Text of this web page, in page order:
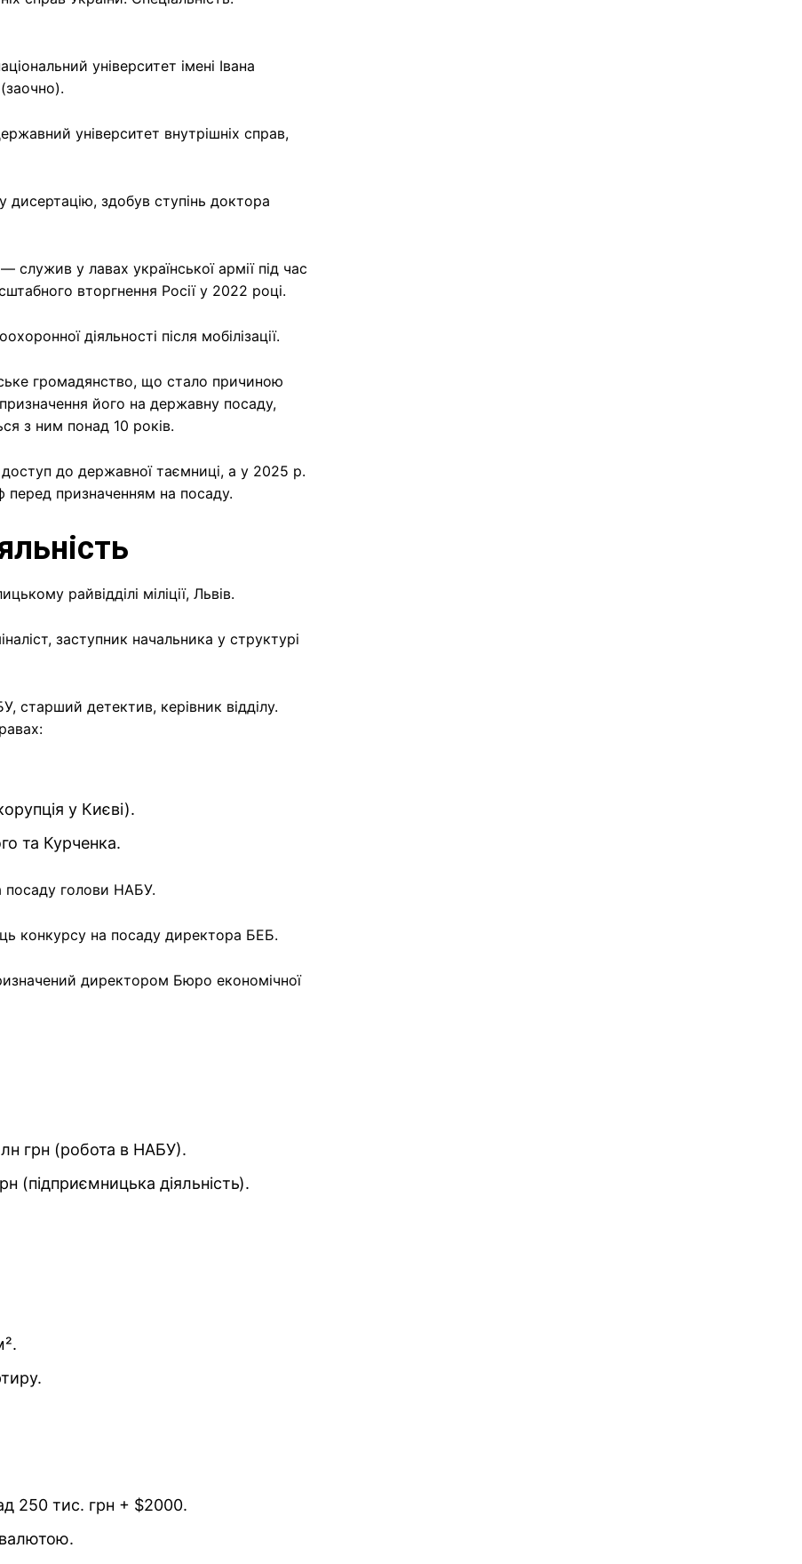
університет імені Івана
університет внутрішніх справ,
дисертацію, здобув ступінь доктора
служив у лавах української армії під час
вторгнення Росії у 2022 році.
діяльності після мобілізації.
громадянство, що стало причиною
його на державну посаду,
з ним понад 10 років.
до державної таємниці, а у 2025 р.
перед призначенням на посаду.
райвідділі міліції, Львів.
заступник начальника у структурі
старший детектив, керівник відділу.
у Києві).
та Курченка.
посаду голови НАБУ.
конкурсу на посаду директора БЕБ.
директором Бюро економічної
грн (робота в НАБУ).
(підприємницька діяльність).
250 тис. грн + $2000.